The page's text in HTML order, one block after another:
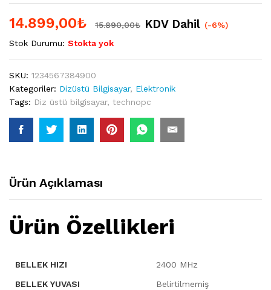
14.899,00₺ 15.890,00₺ KDV Dahil (-6%)
Stok Durumu: Stokta yok
SKU: 1234567384900
Kategoriler: Dizüstü Bilgisayar, Elektronik
Tags: Diz üstü bilgisayar, technopc
Ürün Açıklaması
Ürün Özellikleri
BELLEK HIZI
2400 MHz
BELLEK YUVASI
Belirtilmemiş